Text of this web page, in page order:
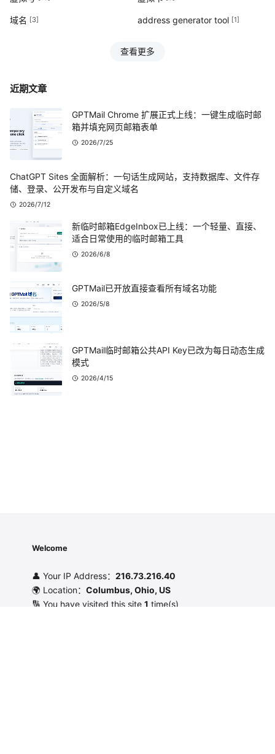
域名 [3] address generator tool [1]
查看更多
近期文章
GPTMail Chrome 扩展正式上线：一键生成临时邮
箱并填充网页邮箱表单
2026/7/25
ChatGPT Sites 全面解析：一句话生成网站，支持数据库、文件存
储、登录、公开发布与自定义域名
2026/7/12
新临时邮箱EdgeInbox已上线：一个轻量、直接、
适合日常使用的临时邮箱工具
2026/6/8
GPTMail已开放直接查看所有域名功能
2026/5/8
GPTMail临时邮箱公共API Key已改为每日动态生成
模式
2026/4/15
Welcome
👤 Your IP Address： 216.73.216.40
🌍 Location： Columbus, Ohio, US
🔢 You have visited this site 1 time(s)